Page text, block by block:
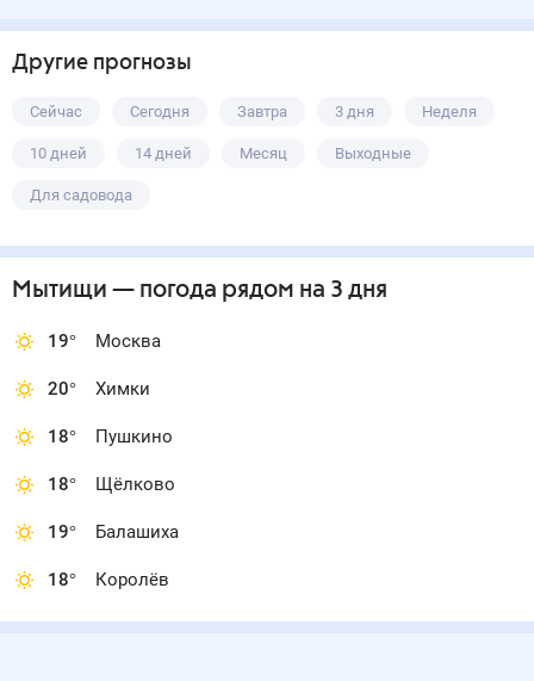
Другие прогнозы
Сейчас Сегодня Завтра 3 дня Неделя
10 дней 14 дней Месяц Выходные
Для садовода
Мытищи — погода рядом на 3 дня
19° Москва
20° Химки
18° Пушкино
18° Щёлково
19° Балашиха
18° Королёв